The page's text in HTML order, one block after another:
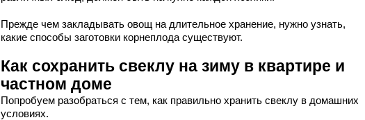
Прежде чем закладывать овощ на длительное хранение, нужно узнать,
какие способы заготовки корнеплода существуют.
Как сохранить свеклу на зиму в квартире и
частном доме
Попробуем разобраться с тем, как правильно хранить свеклу в домашних
условиях.